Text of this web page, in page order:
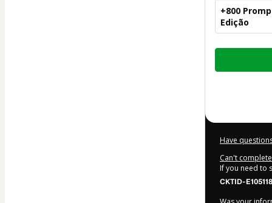
+800
Edição
Total
Have
Can't
If you need to
CKTID-